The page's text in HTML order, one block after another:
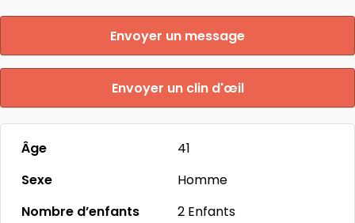
Envoyer un message
Envoyer un clin d'œil
Âge
41
Sexe
Homme
Nombre d’enfants
2 Enfants